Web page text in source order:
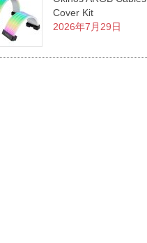
Cover Kit
2026年7月29日